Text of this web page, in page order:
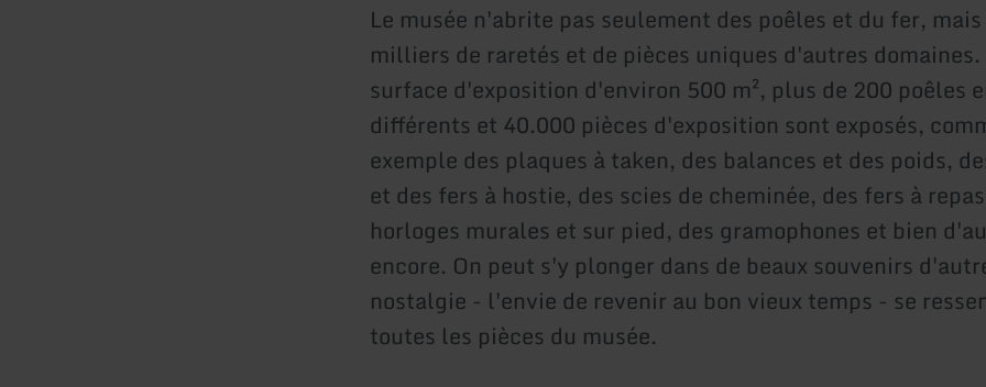
Le musée n'abrite pas seulement des poêles et du fer,
milliers de raretés et de pièces uniques d'autres
surface d'exposition d'environ 500 m², plus de 200 poêles
différents et 40.000 pièces d'exposition sont exposés,
exemple des plaques à taken, des balances et des poids,
et des fers à hostie, des scies de cheminée, des fers à
horloges murales et sur pied, des gramophones et bien
encore. On peut s'y plonger dans de beaux souvenirs
nostalgie - l'envie de revenir au bon vieux temps - se
toutes les pièces du musée.